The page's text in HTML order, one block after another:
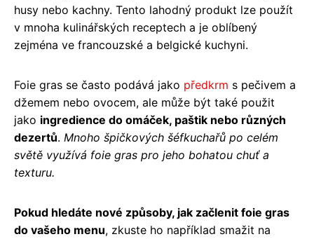
husy nebo kachny. Tento lahodný produkt lze použít
v mnoha kulinářských receptech a je oblíbený
zejména ve francouzské a belgické kuchyni.
Foie gras se často podává jako předkrm s pečivem a
džemem nebo ovocem, ale může být také použit
jako ingredience do omáček, paštik nebo různých
dezertů. Mnoho špičkových šéfkuchařů po celém
světě využívá foie gras pro jeho bohatou chuť a
texturu.
Pokud hledáte nové způsoby, jak začlenit foie gras
do vašeho menu, zkuste ho například smažit na